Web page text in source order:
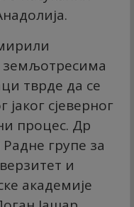
земљотресима
тврде да се
сјеверног
процес. Др
групе за
и
академије